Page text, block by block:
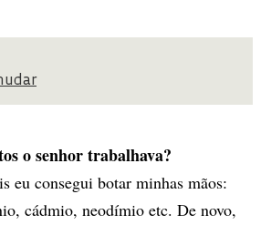
o senhor trabalhava?
eu consegui botar minhas mãos:
cádmio, neodímio etc. De novo,